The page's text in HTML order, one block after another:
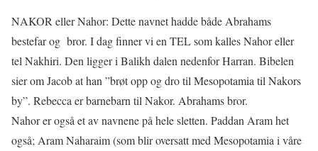
NAKOR eller Nahor: Dette navnet hadde både Abrahams
bestefar og bror. I dag finner vi en TEL som kalles Nahor eller
tel Nakhiri. Den ligger i Balikh dalen nedenfor Harran. Bibelen
sier om Jacob at han ”brøt opp og dro til Mesopotamia til Nakors
by”. Rebecca er barnebarn til Nakor. Abrahams bror.
Nahor er også et av navnene på hele sletten. Paddan Aram het
også; Aram Naharaim (som blir oversatt med Mesopotamia i våre